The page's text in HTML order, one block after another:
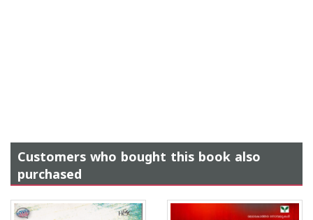
Customers who bought this book also
purchased